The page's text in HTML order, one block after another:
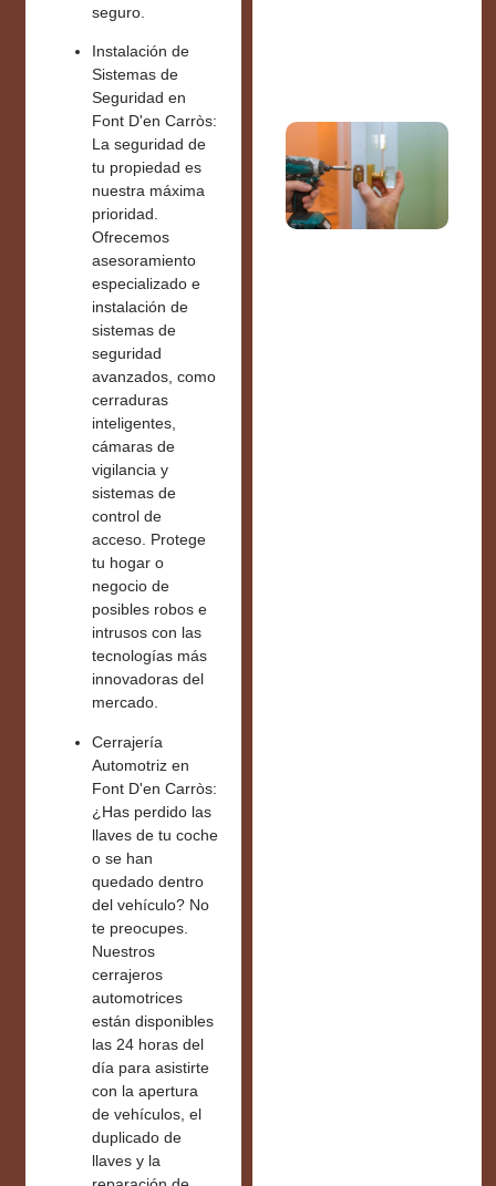
seguro.
Instalación de
Sistemas de
Seguridad en
Font D'en Carròs:
La seguridad de
tu propiedad es
nuestra máxima
prioridad.
Ofrecemos
asesoramiento
especializado e
instalación de
sistemas de
seguridad
avanzados, como
cerraduras
inteligentes,
cámaras de
vigilancia y
sistemas de
control de
acceso. Protege
tu hogar o
negocio de
posibles robos e
intrusos con las
tecnologías más
innovadoras del
mercado.
Cerrajería
Automotriz en
Font D'en Carròs:
¿Has perdido las
llaves de tu coche
o se han
quedado dentro
del vehículo? No
te preocupes.
Nuestros
cerrajeros
automotrices
están disponibles
las 24 horas del
día para asistirte
con la apertura
de vehículos, el
duplicado de
llaves y la